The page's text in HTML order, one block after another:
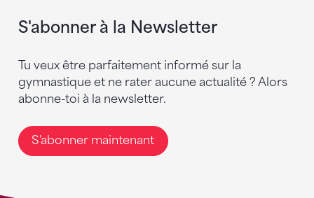
S'abonner à la Newsletter
Tu veux être parfaitement informé sur la
gymnastique et ne rater aucune actualité ? Alors
abonne-toi à la newsletter.
S'abonner maintenant